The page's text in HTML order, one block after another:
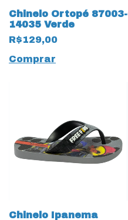
Chinelo Ortopé
14035 Verde
R$129,00
Comprar
Chinelo Ipanema